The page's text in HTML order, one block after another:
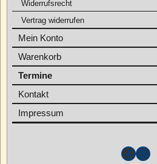
Widerrufsrecht
Vertrag widerrufen
Mein Konto
Warenkorb
Termine
Kontakt
Impressum